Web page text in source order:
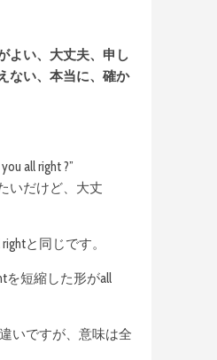
よい、大丈夫、申し
ない、本当に、確か
all right ?”
いだけど、大丈
と同じです。
を短縮した形がall
いですが、意味は全